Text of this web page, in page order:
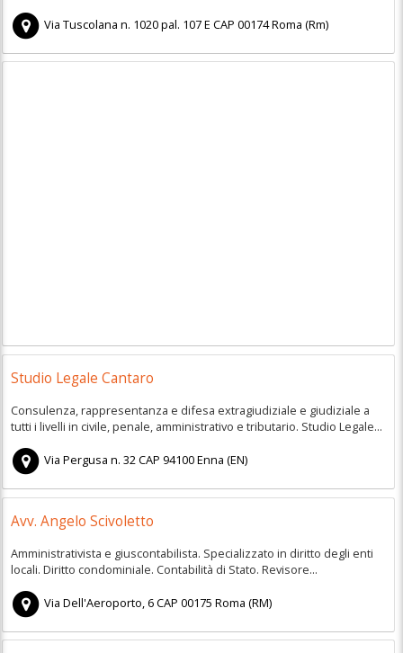
Via Tuscolana n. 1020 pal. 107 E CAP00174Roma (Rm)
Studio Legale Cantaro
Consulenza, rappresentanza e difesa extragiudiziale e giudiziale a
tutti i livelli in civile, penale, amministrativo e tributario. Studio Legale...
Via Pergusa n. 32CAP 94100Enna (EN)
Avv. Angelo Scivoletto
Amministrativista e giuscontabilista. Specializzato in diritto degli enti
locali. Diritto condominiale. Contabilità di Stato. Revisore...
Via Dell'Aeroporto, 6CAP00175 Roma (RM)